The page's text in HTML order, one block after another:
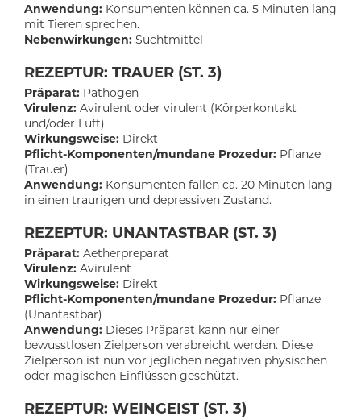
Anwendung: Konsumenten können ca. 5 Minuten lang
mit Tieren sprechen.
Nebenwirkungen: Suchtmittel
REZEPTUR: TRAUER (ST. 3)
Präparat: Pathogen
Virulenz: Avirulent oder virulent (Körperkontakt
und/oder Luft)
Wirkungsweise: Direkt
Pflicht-Komponenten/mundane Prozedur: Pflanze
(Trauer)
Anwendung: Konsumenten fallen ca. 20 Minuten lang
in einen traurigen und depressiven Zustand.
REZEPTUR: UNANTASTBAR (ST. 3)
Präparat: Aetherpreparat
Virulenz: Avirulent
Wirkungsweise: Direkt
Pflicht-Komponenten/mundane Prozedur: Pflanze
(Unantastbar)
Anwendung: Dieses Präparat kann nur einer
bewusstlosen Zielperson verabreicht werden. Diese
Zielperson ist nun vor jeglichen negativen physischen
oder magischen Einflüssen geschützt.
REZEPTUR: WEINGEIST (ST. 3)